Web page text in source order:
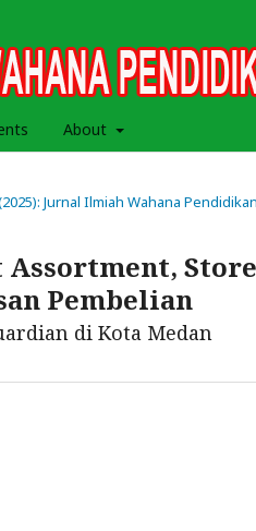
About
Jurnal Ilmiah Wahana Pendidikan
Assortment,
Pembelian
di Kota Medan